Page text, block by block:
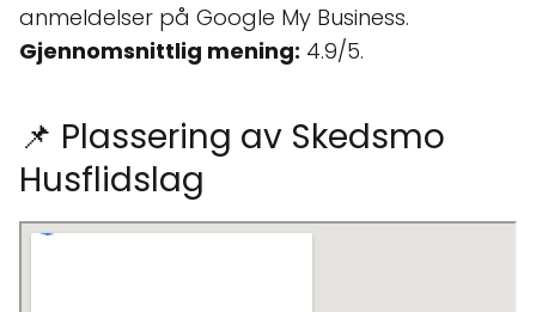
anmeldelser på Google My Business.
Gjennomsnittlig mening: 4.9/5.
📌 Plassering av Skedsmo
Husflidslag